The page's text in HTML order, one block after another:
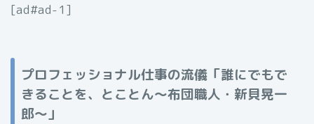
[ad#ad-1]
プロフェッショナル仕事の流儀「誰にでもで
きることを、とことん～布団職人・新貝晃一
郎～」